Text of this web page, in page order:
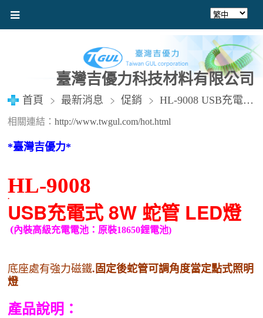
臺灣吉優力科技材料有限公司
首頁 最新消息 促銷 HL-9008 USB充電式 8W 蛇管 LED燈
相關連結： http://www.twgul.com/hot.html
*臺灣吉優力*
HL-9008
.
USB充電式 8W 蛇管 LED燈
(內裝高級充電電池：原裝18650鋰電池)
底座處有強力磁鐵. 固定後蛇管可調角度當定點式照明
燈
產品說明：